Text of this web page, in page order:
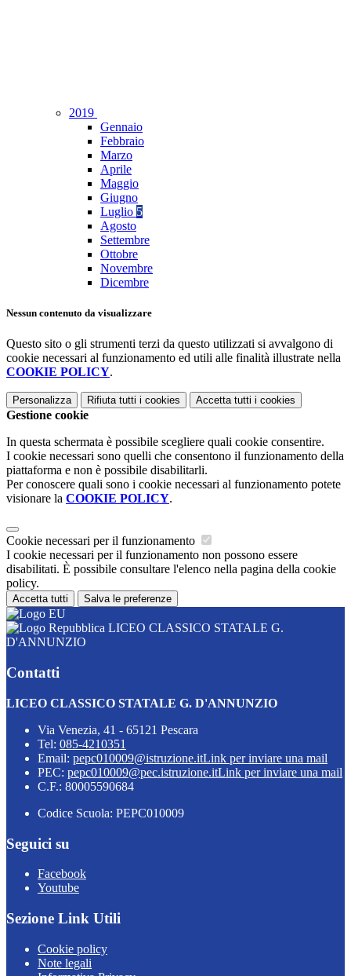
2019
Gennaio
Febbraio
Marzo
Aprile
Maggio
Giugno
Luglio 5
Agosto
Settembre
Ottobre
Novembre
Dicembre
Nessun contenuto da visualizzare
Questo sito o gli strumenti terzi da questo utilizzati si avvalgono di
cookie necessari al funzionamento ed utili alle finalità illustrate nella
COOKIE POLICY.
Personalizza Rifiuta tutti i cookies Accetta tutti i cookies
Gestione cookie
In questa schermata è possibile scegliere quali cookie consentire.
I cookie necessari sono quelli che consentono il funzionamento della
piattaforma e non è possibile disabilitarli.
Per conoscere quali sono i cookie necessari al funzionamento potete
visionare la COOKIE POLICY.
Cookie necessari per il funzionamento
I cookie necessari per il funzionamento non possono essere
disabilitati. È possibile consultare l'elenco nella pagina della cookie
policy.
Accetta tutti Salva le preferenze
LICEO CLASSICO STATALE G.
D'ANNUNZIO
Contatti
LICEO CLASSICO STATALE G. D'ANNUNZIO
Via Venezia, 41 - 65121 Pescara
Tel: 085-4210351
Email: pepc010009@istruzione.itLink per inviare una mail
PEC: pepc010009@pec.istruzione.itLink per inviare una mail
C.F.: 80005590684
Codice Scuola: PEPC010009
Seguici su
Facebook
Youtube
Sezione Link Utili
Cookie policy
Note legali